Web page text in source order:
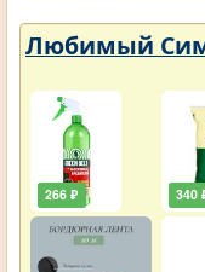
Любимый
266 ₽ 340